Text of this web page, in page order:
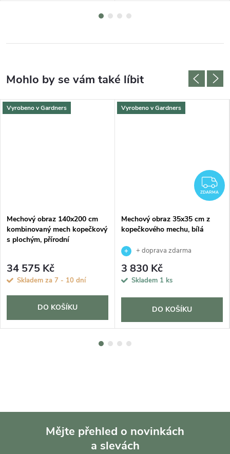
Vyrobeno v Gardners
Mechový obraz 140x200 cm
kombinovaný mech kopečkový
s plochým, přírodní
34 575 Kč
Skladem za 7 - 10 dní
DO KOŠÍKU
Vyrobeno v Gardners
ZDARMA
Mechový obraz 35x35 cm z
kopečkového mechu, bílá
+ doprava zdarma
3 830 Kč
Skladem 1 ks
DO KOŠÍKU
Mějte přehled o novinkách
a slevách